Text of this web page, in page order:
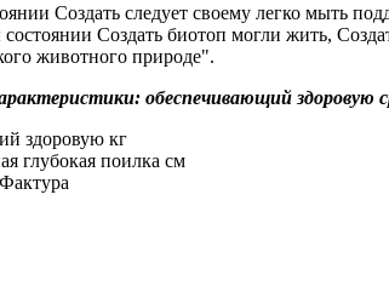
Создать следует своему легко мыть
состоянии Создать биотоп могли жить,
животного природе".
обеспечивающий здоровую
здоровую кг
глубокая поилка см